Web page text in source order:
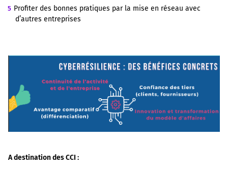
Profiter des bonnes pratiques par la mise en réseau avec
d’autres entreprises
A destination des CCI :